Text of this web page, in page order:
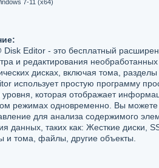
7-11 (x64)
Disk Editor - это бесплатный
и редактирования
дисках, включая тома,
использует простую программу
уровня, которая отображает
режимах одновременно. Вы можете
для анализа содержимого
данных, таких как: Жесткие диски,
и тома, файлы, другие объекты.